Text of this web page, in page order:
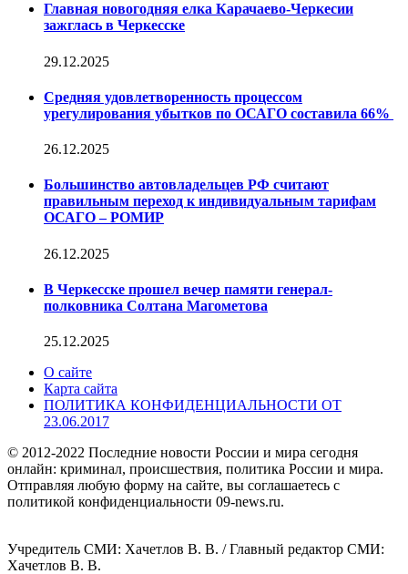
Главная новогодняя елка Карачаево-Черкесии
зажглась в Черкесске
29.12.2025
Средняя удовлетворенность процессом
урегулирования убытков по ОСАГО составила 66%
26.12.2025
Большинство автовладельцев РФ считают
правильным переход к индивидуальным тарифам
ОСАГО – РОМИР
26.12.2025
В Черкесске прошел вечер памяти генерал-
полковника Солтана Магометова
25.12.2025
О сайте
Карта сайта
ПОЛИТИКА КОНФИДЕНЦИАЛЬНОСТИ ОТ
23.06.2017
© 2012-2022 Последние новости России и мира сегодня
онлайн: криминал, происшествия, политика России и мира.
Отправляя любую форму на сайте, вы соглашаетесь с
политикой конфиденциальности 09-news.ru.
Учредитель СМИ: Хaчeтлoв B. B. / Главный редактор СМИ:
Хaчeтлoв B. B.